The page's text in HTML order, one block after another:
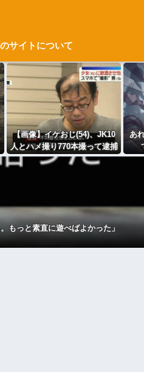
サイトについて
【画像】イケおじ(54)、JK10
人とハメ撮り770本撮って逮捕
wwwwwww
あ
もっと素直に遊べばよかった」